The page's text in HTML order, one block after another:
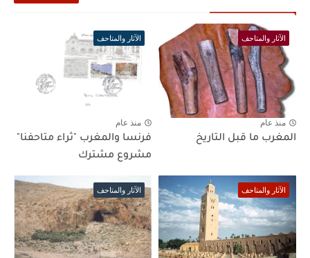
الآثار والمتاحف
منذ عام
المغرب ما قبل التاريخ
الآثار والمتاحف
منذ عام
فرنسا والمغرب "ثراء متاحفنا"
مشروع مشترك
الآثار والمتاحف الآثار والمتاحف